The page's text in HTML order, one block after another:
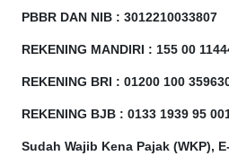
PBBR DAN NIB : 3012210033807
REKENING MANDIRI : 155 00
REKENING BRI : 01200 100
REKENING BJB : 0133 1939 95
Sudah Wajib Kena Pajak (WKP),